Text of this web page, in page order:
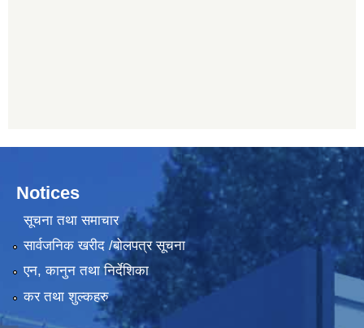
Notices
सूचना तथा समाचार
सार्वजनिक खरीद /बोलपत्र सूचना
एन, कानुन तथा निर्देशिका
कर तथा शुल्कहरु